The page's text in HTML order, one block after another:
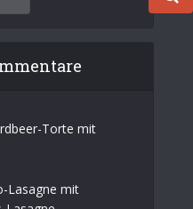
Torte mit
Lasagne mit